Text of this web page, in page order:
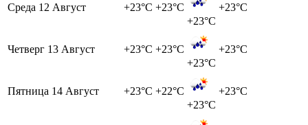
Среда 12 Август +23°C +23°C
+23°C
+23°C
Четверг 13 Август +23°C +23°C
+23°C
+23°C
Пятница 14 Август +23°C +22°C
+23°C
+23°C